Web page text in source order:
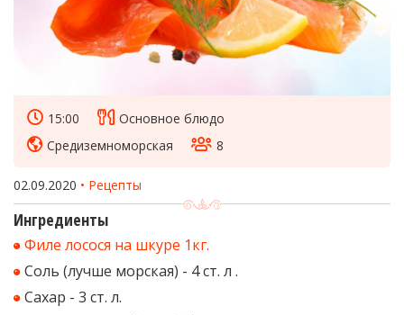
15:00
Основное блюдо
Средиземноморская
8
02.09.2020 Рецепты
Ингредиенты
Филе лосося на шкуре 1кг.
Соль (лучше морская) - 4 ст. л .
Сахар - 3 ст. л.